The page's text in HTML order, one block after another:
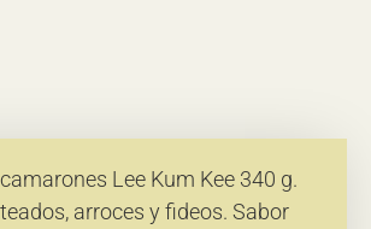
Lee Kum Kee 340 g.
arroces y fideos. Sabor